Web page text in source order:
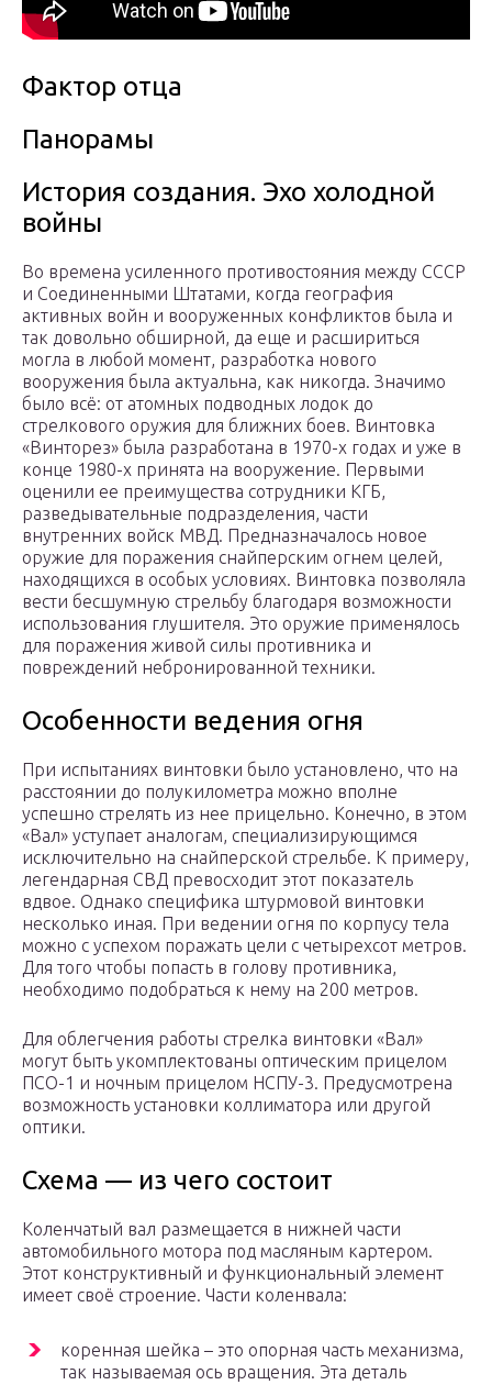
Фактор отца
Панорамы
История создания. Эхо холодной
войны
Во времена усиленного противостояния между СССР
и Соединенными Штатами, когда география
активных войн и вооруженных конфликтов была и
так довольно обширной, да еще и расшириться
могла в любой момент, разработка нового
вооружения была актуальна, как никогда. Значимо
было всё: от атомных подводных лодок до
стрелкового оружия для ближних боев. Винтовка
«Винторез» была разработана в 1970-х годах и уже в
конце 1980-х принята на вооружение. Первыми
оценили ее преимущества сотрудники КГБ,
разведывательные подразделения, части
внутренних войск МВД. Предназначалось новое
оружие для поражения снайперским огнем целей,
находящихся в особых условиях. Винтовка позволяла
вести бесшумную стрельбу благодаря возможности
использования глушителя. Это оружие применялось
для поражения живой силы противника и
повреждений небронированной техники.
Особенности ведения огня
При испытаниях винтовки было установлено, что на
расстоянии до полукилометра можно вполне
успешно стрелять из нее прицельно. Конечно, в этом
«Вал» уступает аналогам, специализирующимся
исключительно на снайперской стрельбе. К примеру,
легендарная СВД превосходит этот показатель
вдвое. Однако специфика штурмовой винтовки
несколько иная. При ведении огня по корпусу тела
можно с успехом поражать цели с четырехсот метров.
Для того чтобы попасть в голову противника,
необходимо подобраться к нему на 200 метров.
Для облегчения работы стрелка винтовки «Вал»
могут быть укомплектованы оптическим прицелом
ПСО-1 и ночным прицелом НСПУ-3. Предусмотрена
возможность установки коллиматора или другой
оптики.
Схема — из чего состоит
Коленчатый вал размещается в нижней части
автомобильного мотора под масляным картером.
Этот конструктивный и функциональный элемент
имеет своё строение. Части коленвала:
коренная шейка – это опорная часть механизма,
так называемая ось вращения. Эта деталь